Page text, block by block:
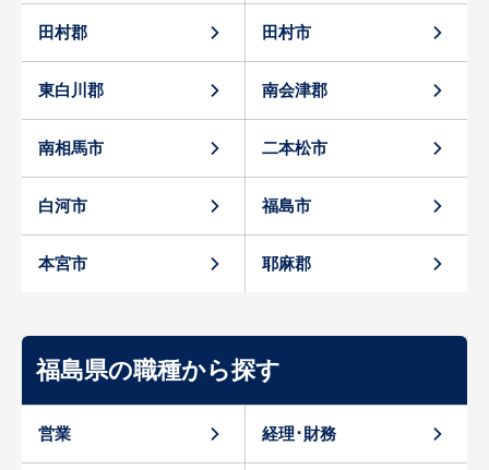
田村郡 田村市
東白川郡 南会津郡
南相馬市 二本松市
白河市 福島市
本宮市 耶麻郡
福島県の職種から探す
営業 経理･財務